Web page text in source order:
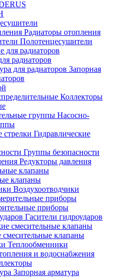
Радиаторы отопления
Полотенцесушители
радиаторов
Запорная
Коллекторы
Насосно-
Гидравлические
Группы безопасности
Редукторы давления
клапаны
Воздухоотводчики
приборы
Гасители гидроударов
смесительные клапаны
Теплообменники
и водоснабжения
Запорная арматура